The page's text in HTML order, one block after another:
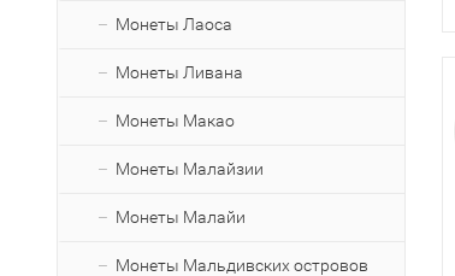
Монеты Лаоса
Монеты Ливана
Монеты Макао
Монеты Малайзии
Монеты Малайи
Монеты Мальдивских островов